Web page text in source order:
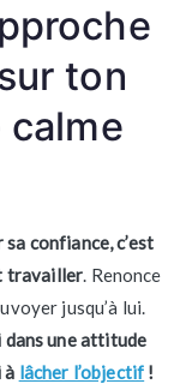
ton
confiance, c’est
travailler. Renonce
jusqu’à lui.
une attitude
à lâcher l’objectif !